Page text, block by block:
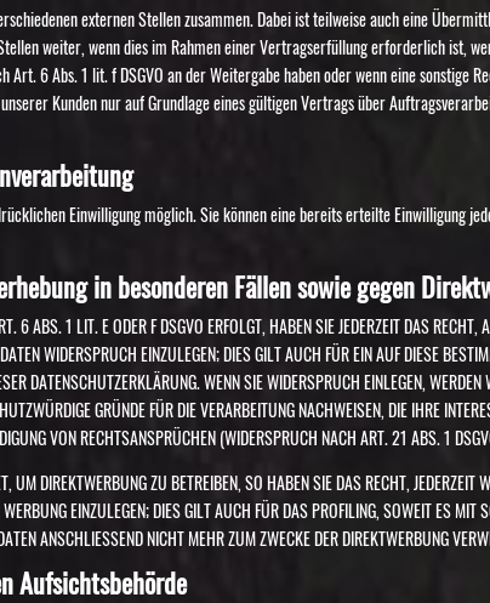
externen Stellen zusammen. Dabei ist teilweise auch eine
weiter, wenn dies im Rahmen einer Vertragserfüllung erforderlich ist,
6 Abs. 1 lit. f DSGVO an der Weitergabe haben oder wenn eine sonstige
Kunden nur auf Grundlage eines gültigen Vertrags über
Einwilligung möglich. Sie können eine bereits erteilte Einwilligung
in besonderen Fällen sowie gegen
6 ABS. 1 LIT. E ODER F DSGVO ERFOLGT, HABEN SIE JEDERZEIT DAS
WIDERSPRUCH EINZULEGEN; DIES GILT AUCH FÜR EIN AUF DIESE
DATENSCHUTZERKLÄRUNG. WENN SIE WIDERSPRUCH EINLEGEN,
GRÜNDE FÜR DIE VERARBEITUNG NACHWEISEN, DIE IHRE
VON RECHTSANSPRÜCHEN (WIDERSPRUCH NACH ART. 21 ABS. 1
UM DIREKTWERBUNG ZU BETREIBEN, SO HABEN SIE DAS RECHT, JEDERZEIT
EINZULEGEN; DIES GILT AUCH FÜR DAS PROFILING, SOWEIT ES
ANSCHLIESSEND NICHT MEHR ZUM ZWECKE DER DIREKTWERBUNG
Aufsichts­behörde